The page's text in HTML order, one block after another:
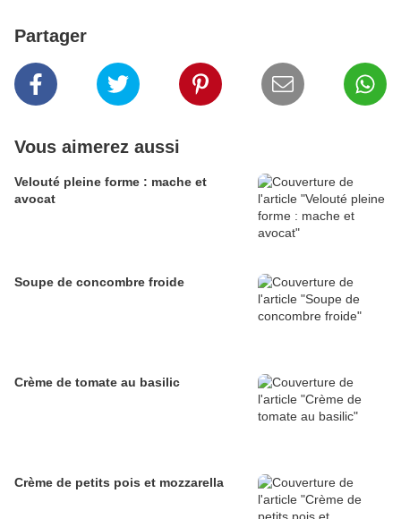
Partager
Vous aimerez aussi
Velouté pleine forme : mache et
avocat
Soupe de concombre froide
Crème de tomate au basilic
Crème de petits pois et mozzarella